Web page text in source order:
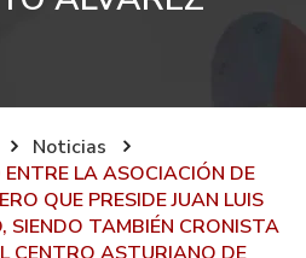
Noticias
LA ASOCIACIÓN DE
QUE PRESIDE JUAN LUIS
SIENDO TAMBIÉN CRONISTA